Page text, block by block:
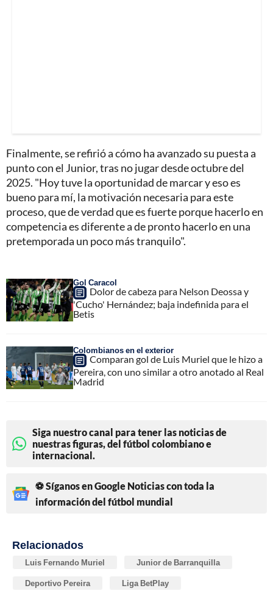
Finalmente, se refirió a cómo ha avanzado su puesta a
punto con el Junior, tras no jugar desde octubre del
2025. "Hoy tuve la oportunidad de marcar y eso es
bueno para mí, la motivación necesaria para este
proceso, que de verdad que es fuerte porque hacerlo en
competencia es diferente a de pronto hacerlo en una
pretemporada un poco más tranquilo".
Gol Caracol
Dolor de cabeza para Nelson Deossa y
'Cucho' Hernández; baja indefinida para el
Betis
Colombianos en el exterior
Comparan gol de Luis Muriel que le hizo a
Pereira, con uno similar a otro anotado al Real
Madrid
Siga nuestro canal para tener las noticias de
nuestras figuras, del fútbol colombiano e
internacional.
⚽ Síganos en Google Noticias con toda la
información del fútbol mundial
Relacionados
Luis Fernando Muriel Junior de Barranquilla
Deportivo Pereira Liga BetPlay